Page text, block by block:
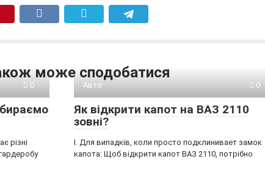
може сподобатися
0
різні
Авто 0
Як відкрити капот на ВАЗ 2110
зовні?
I. Для випадків, коли просто подклинивает замок
капота: Щоб відкрити капот ВАЗ 2110, потрібно